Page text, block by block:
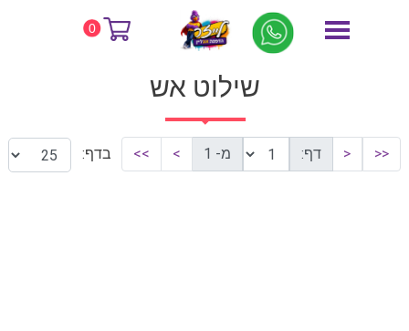
0 דף הבית שילוט אש
שילוט אש
<<
< דף: מ- 1 >
>> בדף: